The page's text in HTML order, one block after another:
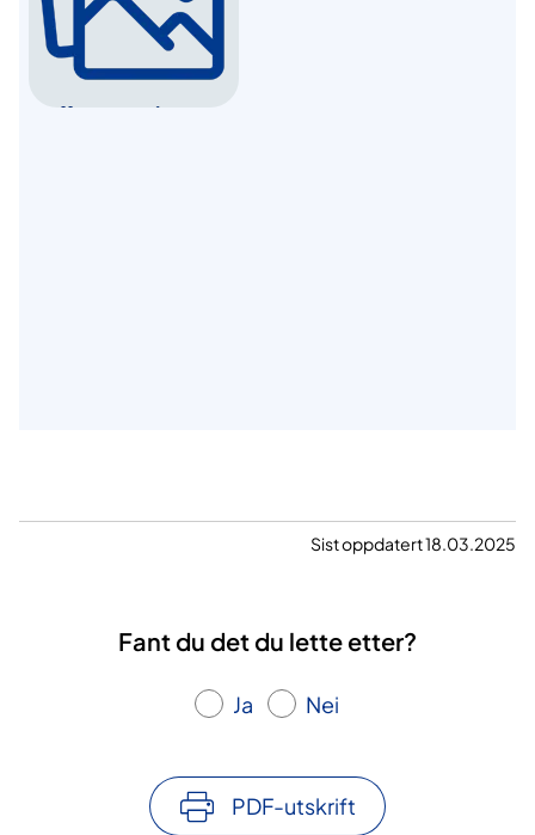
Sist oppdatert 18.03.2025
Fant du det du lette etter?
Ja Nei
PDF-utskrift